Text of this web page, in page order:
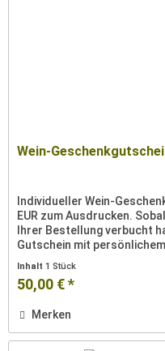
Wein-
Individueller Wein-
EUR zum Ausdrucken.
Ihrer Bestellung verbucht
Gutschein mit
Inhalt1 Stück
50,00 € *
Merken